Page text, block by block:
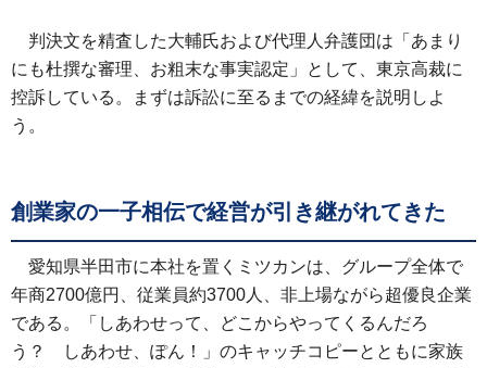
判決文を精査した大輔氏および代理人弁護団は「あまり
にも杜撰な審理、お粗末な事実認定」として、東京高裁に
控訴している。まずは訴訟に至るまでの経緯を説明しよ
う。
創業家の一子相伝で経営が引き継がれてきた
愛知県半田市に本社を置くミツカンは、グループ全体で
年商2700億円、従業員約3700人、非上場ながら超優良企業
である。「しあわせって、どこからやってくるんだろ
う？ しあわせ、ぽん！」のキャッチコピーとともに家族